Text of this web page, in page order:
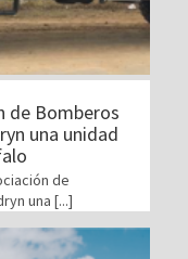
de Bomberos
una unidad
de
una [...]